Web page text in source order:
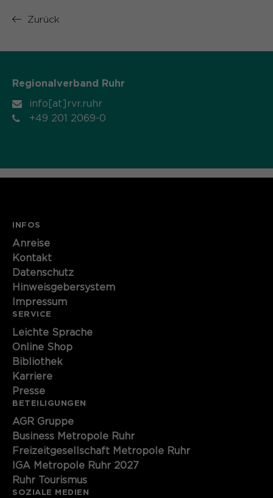
Laufzeit
Zurück
Regionalverband Ruhr
info[at]rvr.ruhr
+49 201 2069-0
INFOS
Anreise
Kontakt
Datenschutz
Hinweisgebersystem
Impressum
SERVICE
Leichte Sprache
Online Shop
Bibliothek
Karriere
Presse
BETEILIGUNGEN
AGR Gruppe
Business Metropole Ruhr
Freizeitgesellschaft Metropole Ruhr
IGA Metropole Ruhr 2027
Ruhr Tourismus
SOZIALE MEDIEN